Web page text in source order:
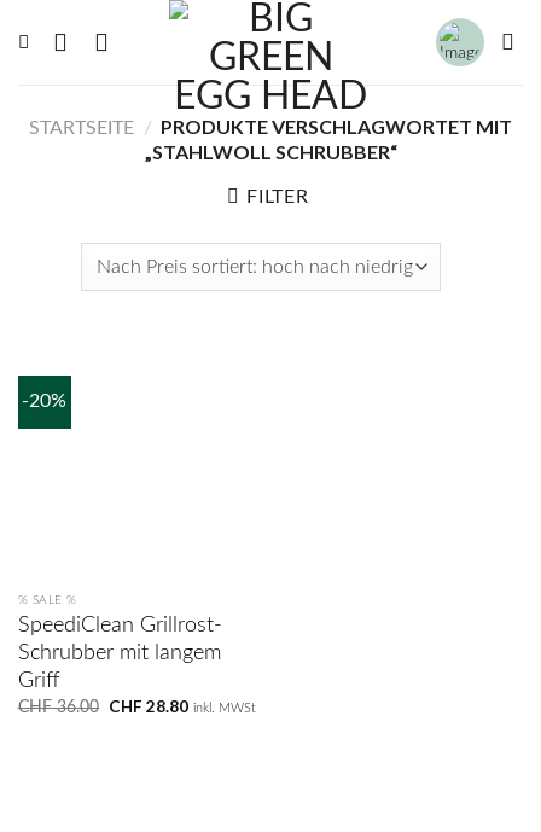
Inhalt
STARTSEITE / PRODUKTE VERSCHLAGWORTET MIT
„STAHLWOLL SCHRUBBER“
FILTER
-20%
% SALE %
SpeediClean Grillrost-
Schrubber mit langem
Griff
CHF36.00
Ursprünglicher
CHF 28.80Aktueller
inkl. MWSt